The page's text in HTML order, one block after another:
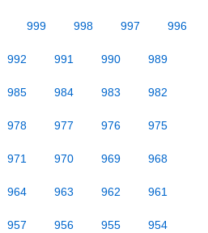
999 998 997 996
992 991 990 989
985 984 983 982
978 977 976 975
971 970 969 968
964 963 962 961
957 956 955 954